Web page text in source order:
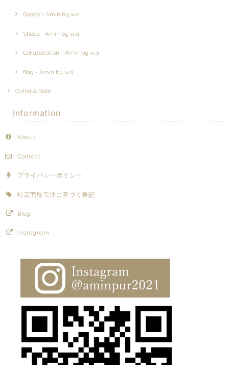
Goods - Amin by w.a
Shoes - Amin by w.a
Collaboration - Amin by w.a
Bag - Amin by w.a
Outlet & Sale
Information
About
Contact
プライバシーポリシー
特定商取引法に基づく表記
Blog
Instagram